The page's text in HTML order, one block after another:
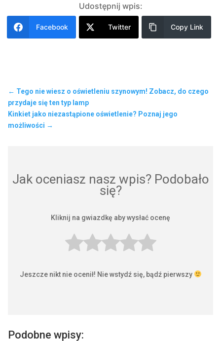
Udostępnij wpis:
Facebook Twitter Copy Link
← Tego nie wiesz o oświetleniu szynowym! Zobacz, do czego
przydaje się ten typ lamp
Kinkiet jako niezastąpione oświetlenie? Poznaj jego
możliwości →
Jak oceniasz nasz wpis? Podobało
się?
Kliknij na gwiazdkę aby wysłać ocenę
Jeszcze nikt nie ocenił! Nie wstydź się, bądź pierwszy
Podobne wpisy: